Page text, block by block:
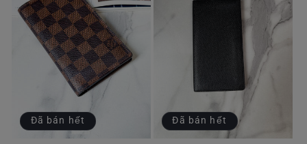
Đã bán hết Đã bán hết